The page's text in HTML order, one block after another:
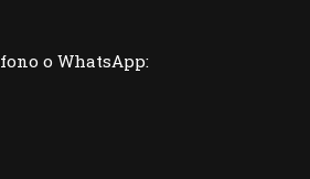
o WhatsApp: